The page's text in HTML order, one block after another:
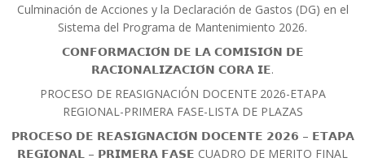
Culminación de Acciones y la Declaración de Gastos (DG) en el
Sistema del Programa de Mantenimiento 2026.
𝗖𝗢𝗡𝗙𝗢𝗥𝗠𝗔𝗖𝗜𝗢́𝗡 𝗗𝗘 𝗟𝗔 𝗖𝗢𝗠𝗜𝗦𝗜𝗢́𝗡 𝗗𝗘
𝗥𝗔𝗖𝗜𝗢𝗡𝗔𝗟𝗜𝗭𝗔𝗖𝗜𝗢́𝗡 𝗖𝗢𝗥𝗔 𝗜𝗘.
PROCESO DE REASIGNACIÓN DOCENTE 2026-ETAPA
REGIONAL-PRIMERA FASE-LISTA DE PLAZAS
𝗣𝗥𝗢𝗖𝗘𝗦𝗢 𝗗𝗘 𝗥𝗘𝗔𝗦𝗜𝗚𝗡𝗔𝗖𝗜𝗢́𝗡 𝗗𝗢𝗖𝗘𝗡𝗧𝗘 𝟮𝟬𝟮𝟲 – 𝗘𝗧𝗔𝗣𝗔
𝗥𝗘𝗚𝗜𝗢𝗡𝗔𝗟 – 𝗣𝗥𝗜𝗠𝗘𝗥𝗔 𝗙𝗔𝗦𝗘 CUADRO DE MERITO FINAL